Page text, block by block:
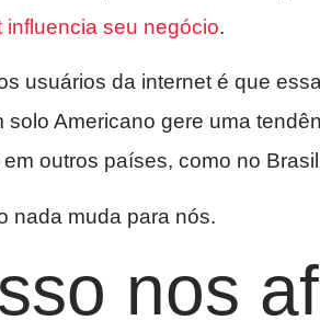
influencia seu negócio.
usuários da internet é que
solo Americano gere uma
outros países, como no
nada muda para nós.
nos